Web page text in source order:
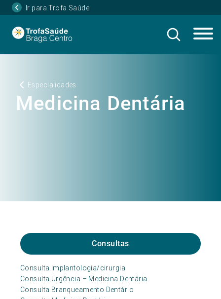
Ir para Trofa Saúde
Especialidades
Medicina Dentária
Consultas
Consulta Implantologia/cirurgia
Consulta Urgência – Medicina Dentária
Consulta Branqueamento Dentário